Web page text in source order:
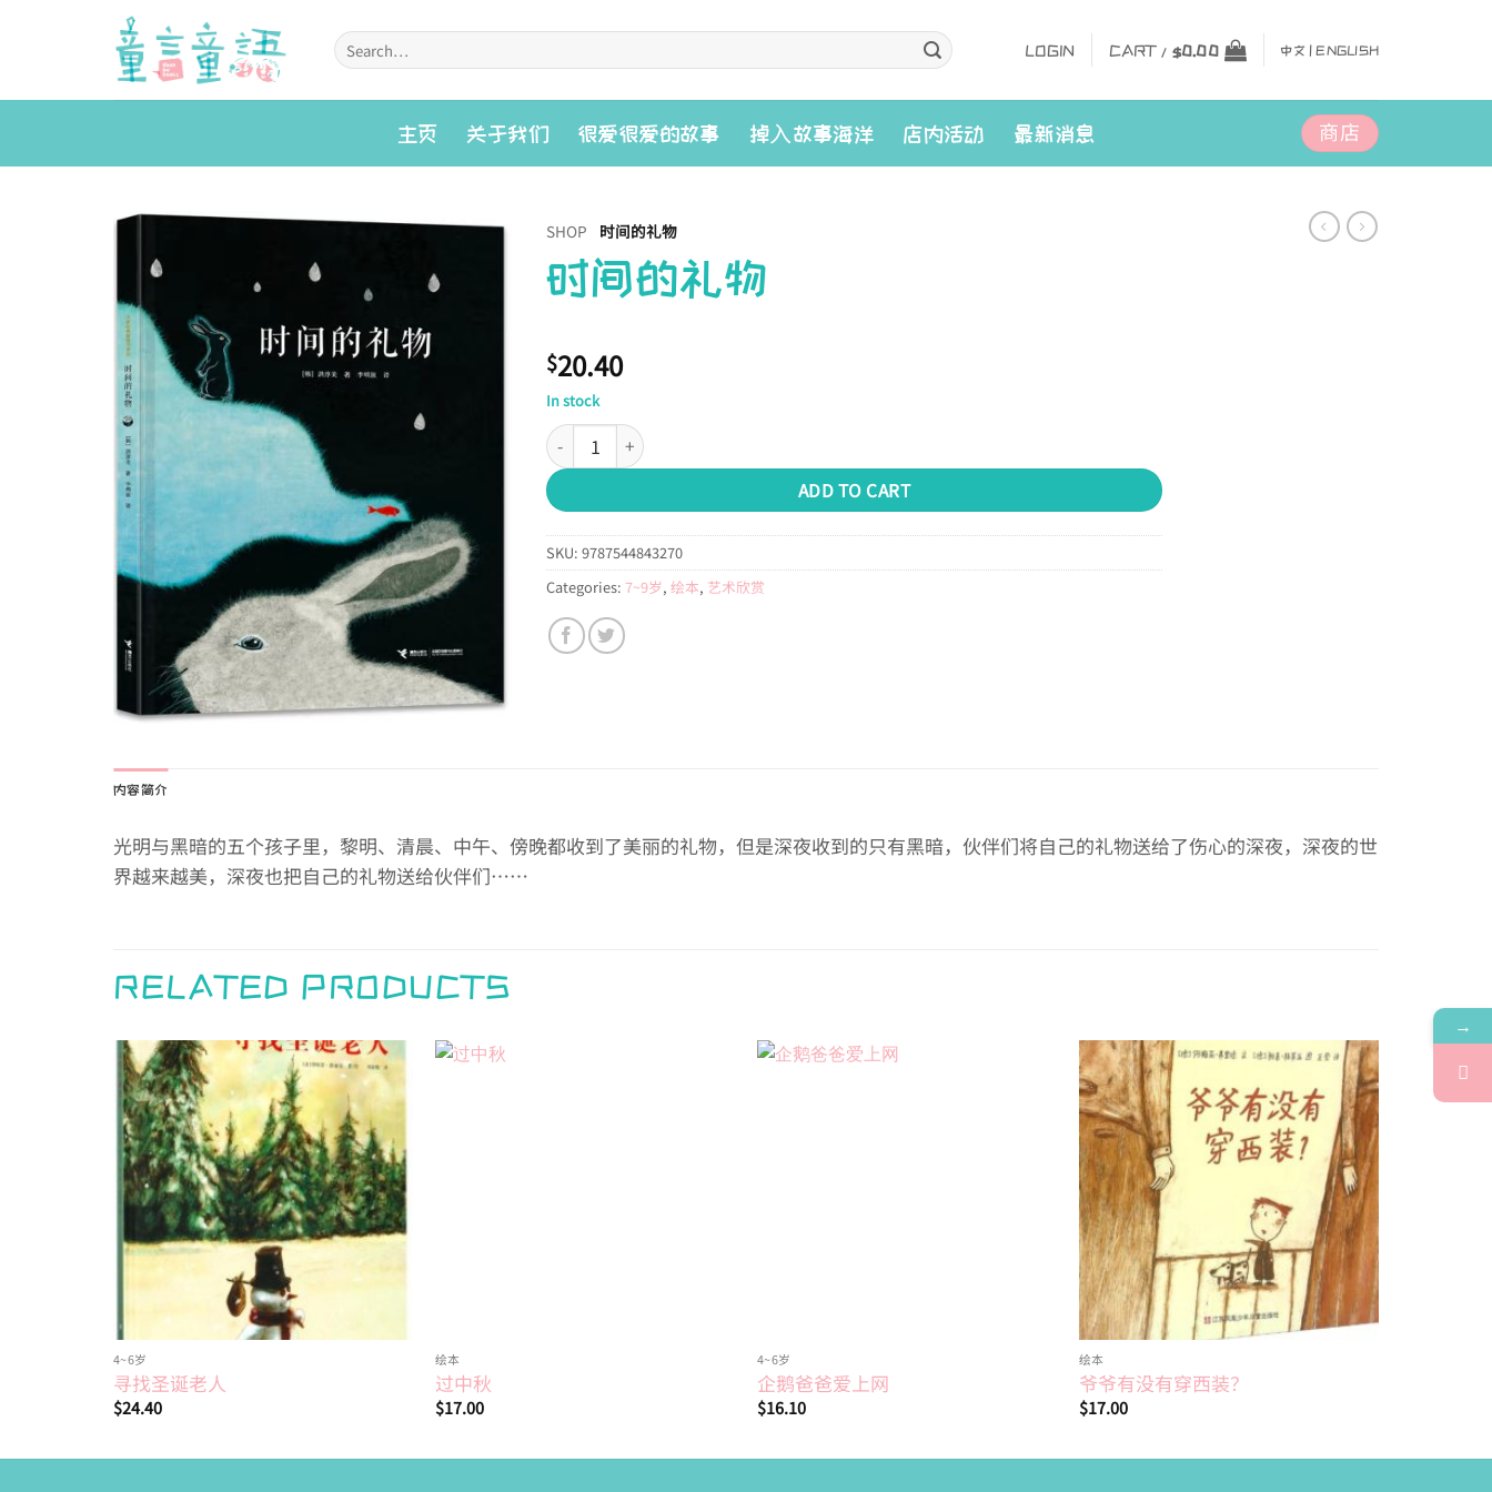
Search
for:
LOGIN CART / $0.00 中文 | ENGLISH
主页 关于我们 很爱很爱的故事 掉入故事海洋 店内活动 最新消息 商店
SHOP 时间的礼物
时间的礼物
$20.40
In stock
时间的礼物 quantity
ADD TO CART
SKU: 9787544843270
Categories: 7~9岁, 绘本, 艺术欣赏
内容简介
光明与黑暗的五个孩子里，黎明、清晨、中午、傍晚都收到了美丽的礼物，但是深夜收到的只有黑暗，伙伴们将自己的礼物送给了伤心的深夜，深夜的世
界越来越美，深夜也把自己的礼物送给伙伴们……
RELATED PRODUCTS
Add to
wishlist
4~6岁
寻找圣诞老人
$24.40
绘本
过中秋
$17.00
4~6岁
企鹅爸爸爱上网
$16.10
Add to
wishlist
绘本
爷爷有没有穿西装？
$17.00
→